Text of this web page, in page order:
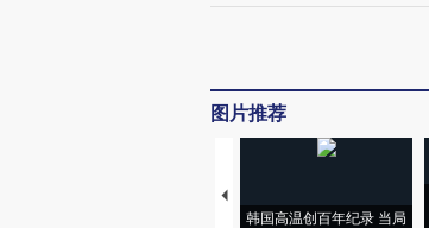
图片推荐
韩国高温创百年纪录 当局